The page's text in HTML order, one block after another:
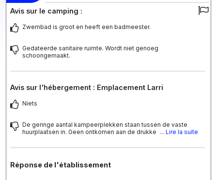
Avis sur le camping :
Zwembad is groot en heeft een badmeester.
Gedateerde sanitaire ruimte. Wordt niet genoeg
schoongemaakt.
Avis sur l'hébergement : Emplacement Larri
Niets
De geringe aantal kampeerplekken staan tussen de vaste
huurplaatsen in. Geen ontkomen aan de drukke ... Lire la suite
Réponse de l'établissement